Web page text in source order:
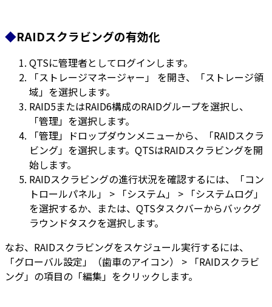
◆RAIDスクラビングの有効化
QTSに管理者としてログインします。
「ストレージマネージャー」 を開き、「ストレージ領
域」を選択します。
RAID5またはRAID6構成のRAIDグループを選択し、
「管理」を選択します。
「管理」ドロップダウンメニューから、「RAIDスクラ
ビング」を選択します。QTSはRAIDスクラビングを開
始します。
RAIDスクラビングの進行状況を確認するには、「コン
トロールパネル」 > 「システム」 > 「システムログ」
を選択するか、または、QTSタスクバーからバックグ
ラウンドタスクを選択します。
なお、RAIDスクラビングをスケジュール実行するには、
「グローバル設定」（歯車のアイコン） > 「RAIDスクラビ
ング」の項目の「編集」をクリックします。